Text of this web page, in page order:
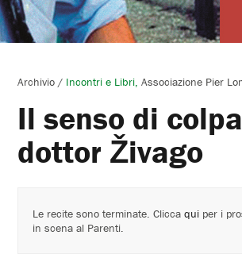
Archivio / Incontri e Libri Associazione Pier
Il senso di
dottor Živago
Le recite sono terminate. Cliccaqui per i
in scena al Parenti.